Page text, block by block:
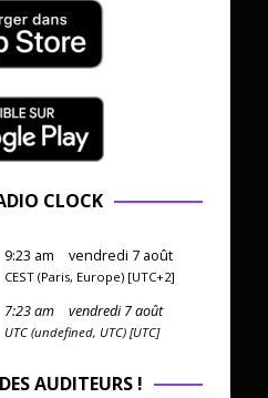
CLOCK
9:23 am vendredi 7 août
CEST (Paris, Europe) [UTC+2]
7:23am vendredi 7 août
UTC (undefined, UTC) [UTC]
AUDITEURS !